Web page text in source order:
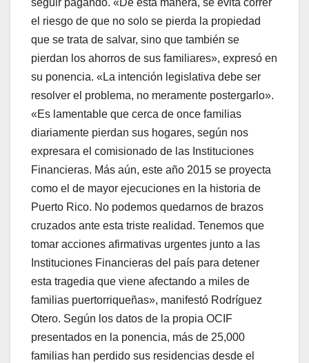
seguir pagando. «De esta manera, se evita correr
el riesgo de que no solo se pierda la propiedad
que se trata de salvar, sino que también se
pierdan los ahorros de sus familiares», expresó en
su ponencia. «La intención legislativa debe ser
resolver el problema, no meramente postergarlo».
«Es lamentable que cerca de once familias
diariamente pierdan sus hogares, según nos
expresara el comisionado de las Instituciones
Financieras. Más aún, este año 2015 se proyecta
como el de mayor ejecuciones en la historia de
Puerto Rico. No podemos quedarnos de brazos
cruzados ante esta triste realidad. Tenemos que
tomar acciones afirmativas urgentes junto a las
Instituciones Financieras del país para detener
esta tragedia que viene afectando a miles de
familias puertorriqueñas», manifestó Rodríguez
Otero. Según los datos de la propia OCIF
presentados en la ponencia, más de 25,000
familias han perdido sus residencias desde el